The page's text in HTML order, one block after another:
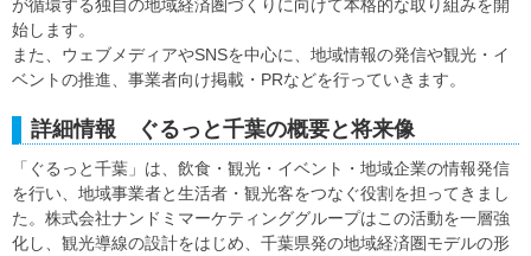
が循環する独自の地域経済圏づくりに向けて本格的な取り組みを開
始します。
また、ウェブメディアやSNSを中心に、地域情報の発信や観光・イ
ベントの推進、事業者向け掲載・PRなどを行っていきます。
詳細情報 ぐるっと千葉の概要と将来像
「ぐるっと千葉」は、飲食・観光・イベント・地域企業の情報発信
を行い、地域事業者と生活者・観光客をつなぐ役割を担ってきまし
た。株式会社ナンドミマーケティンググループはこの活動を一層強
化し、観光導線の設計をはじめ、千葉県発の地域経済圏モデルの形